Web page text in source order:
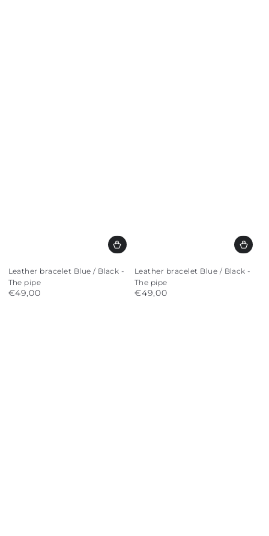
Leather bracelet Blue / Black -
The pipe
Regular
€49,00
Leather bracelet Blue / Black -
The pipe
Regular
€49,00